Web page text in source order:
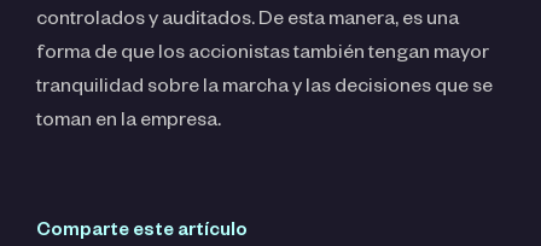
controlados y auditados. De esta manera, es una
forma de que los accionistas también tengan mayor
tranquilidad sobre la marcha y las decisiones que se
toman en la empresa.
Comparte este artículo